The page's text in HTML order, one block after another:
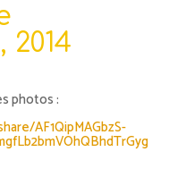
photos :
AF1QipMAGbzS-